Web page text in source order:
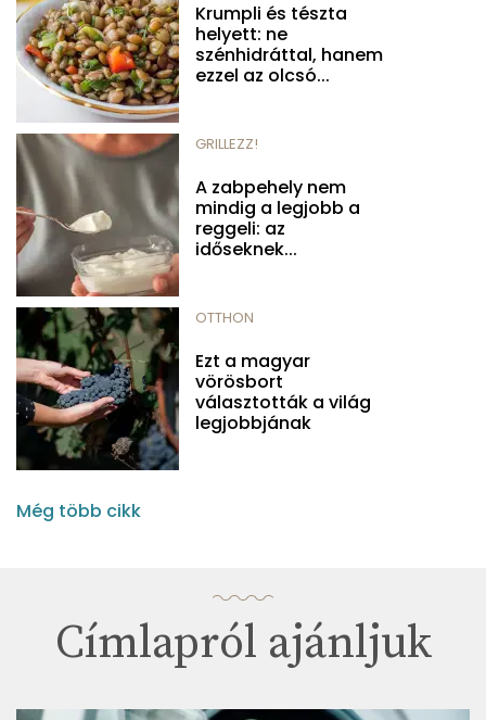
Krumpli és tészta
helyett: ne
szénhidráttal, hanem
ezzel az olcsó...
GRILLEZZ!
A zabpehely nem
mindig a legjobb a
reggeli: az
időseknek...
OTTHON
Ezt a magyar
vörösbort
választották a világ
legjobbjának
Még több cikk
Címlapról ajánljuk